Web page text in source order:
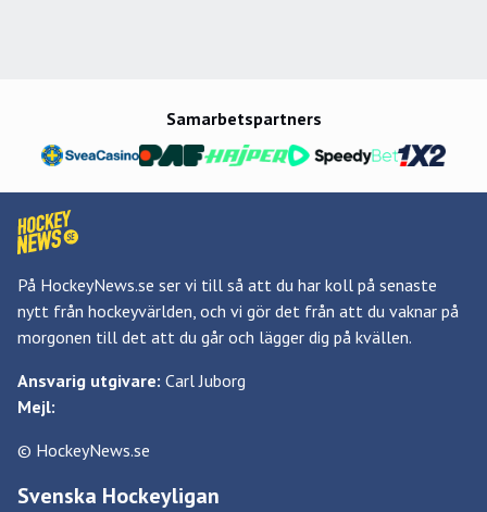
Samarbetspartners
På HockeyNews.se ser vi till så att du har koll på senaste
nytt från hockeyvärlden, och vi gör det från att du vaknar på
morgonen till det att du går och lägger dig på kvällen.
Ansvarig utgivare: Carl Juborg
Mejl:
© HockeyNews.se
Svenska Hockeyligan